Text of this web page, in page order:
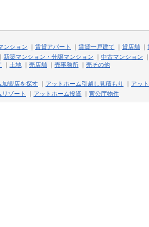
ンション 賃貸アパート 賃貸一戸建て 貸店舗
新築マンション・分譲マンション 中古マンション
土地 売店舗 売事務所
売その他
加盟店を探す アットホーム引越し見積もり アッ
ゾート アットホーム投資 官公庁物件